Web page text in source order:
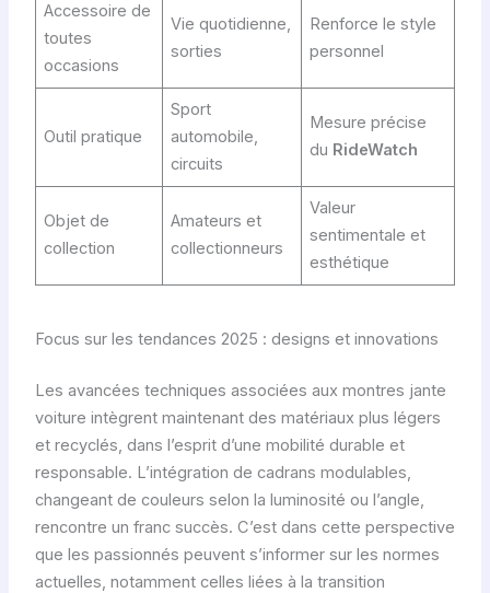
Accessoire de
toutes
occasions
Vie quotidienne,
sorties
Renforce le style
personnel
Outil pratique
Sport
automobile,
circuits
Mesure précise
du RideWatch
Objet de
collection
Amateurs et
collectionneurs
Valeur
sentimentale et
esthétique
Focus sur les tendances 2025 : designs et innovations
Les avancées techniques associées aux montres jante
voiture intègrent maintenant des matériaux plus légers
et recyclés, dans l’esprit d’une mobilité durable et
responsable. L’intégration de cadrans modulables,
changeant de couleurs selon la luminosité ou l’angle,
rencontre un franc succès. C’est dans cette perspective
que les passionnés peuvent s’informer sur les normes
actuelles, notamment celles liées à la transition